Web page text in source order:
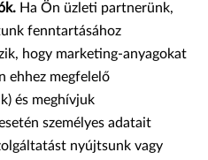
Ha Ön üzleti partnerünk,
fenntartásához
hogy marketing-anyagokat
ehhez megfelelő
és meghívjuk
személyes adatait
nyújtsunk vagy